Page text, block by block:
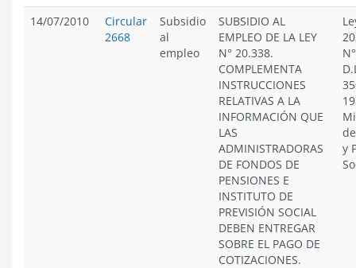
14/07/2010
Circular
2668
Subsidio
al
empleo
SUBSIDIO AL
EMPLEO DE LA LEY
N° 20.338.
COMPLEMENTA
INSTRUCCIONES
RELATIVAS A LA
INFORMACIÓN QUE
LAS
ADMINISTRADORAS
DE FONDOS DE
PENSIONES E
INSTITUTO DE
PREVISIÓN SOCIAL
DEBEN ENTREGAR
SOBRE EL PAGO DE
COTIZACIONES.
y